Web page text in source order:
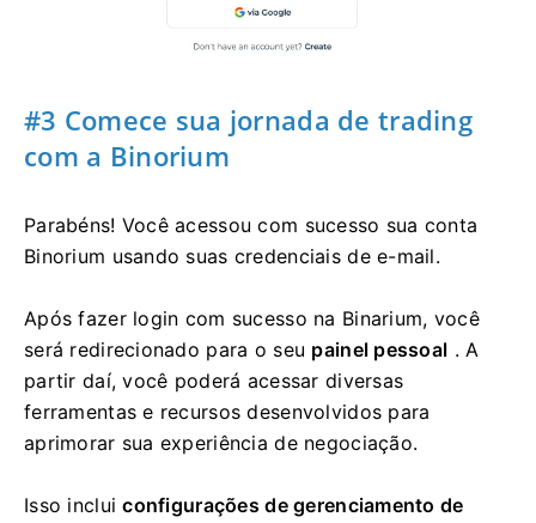
#3 Comece sua jornada de trading
com a Binorium
Parabéns! Você acessou com sucesso sua conta
Binorium usando suas credenciais de e-mail.
Após fazer login com sucesso na Binarium, você
será redirecionado para o seu painel pessoal . A
partir daí, você poderá acessar diversas
ferramentas e recursos desenvolvidos para
aprimorar sua experiência de negociação.
Isso incluiconfigurações de gerenciamento de